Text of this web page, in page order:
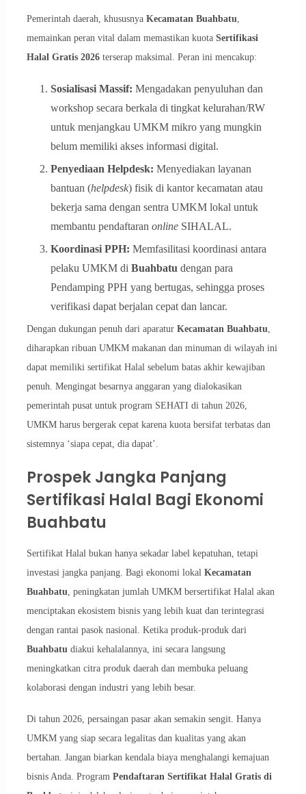
Pemerintah daerah, khususnya Kecamatan Buahbatu,
memainkan peran vital dalam memastikan kuota Sertifikasi
Halal Gratis 2026terserap maksimal. Peran ini mencakup:
Sosialisasi Massif: Mengadakan penyuluhan dan
workshop secara berkala di tingkat kelurahan/RW
untuk menjangkau UMKM mikro yang mungkin
belum memiliki akses informasi digital.
Penyediaan Helpdesk: Menyediakan layanan
bantuan (helpdesk) fisik di kantor kecamatan atau
bekerja sama dengan sentra UMKM lokal untuk
membantu pendaftaran onlineSIHALAL.
Koordinasi PPH: Memfasilitasi koordinasi antara
pelaku UMKM di Buahbatu dengan para
Pendamping PPH yang bertugas, sehingga proses
verifikasi dapat berjalan cepat dan lancar.
Dengan dukungan penuh dari aparatur Kecamatan Buahbatu,
diharapkan ribuan UMKM makanan dan minuman di wilayah ini
dapat memiliki sertifikat Halal sebelum batas akhir kewajiban
penuh. Mengingat besarnya anggaran yang dialokasikan
pemerintah pusat untuk program SEHATI di tahun 2026,
UMKM harus bergerak cepat karena kuota bersifat terbatas dan
sistemnya ‘siapa cepat, dia dapat’.
Prospek Jangka Panjang
Sertifikasi Halal Bagi Ekonomi
Buahbatu
Sertifikat Halal bukan hanya sekadar label kepatuhan, tetapi
investasi jangka panjang. Bagi ekonomi lokal Kecamatan
Buahbatu, peningkatan jumlah UMKM bersertifikat Halal akan
menciptakan ekosistem bisnis yang lebih kuat dan terintegrasi
dengan rantai pasok nasional. Ketika produk-produk dari
Buahbatudiakui kehalalannya, ini secara langsung
meningkatkan citra produk daerah dan membuka peluang
kolaborasi dengan industri yang lebih besar.
Di tahun 2026, persaingan pasar akan semakin sengit. Hanya
UMKM yang siap secara legalitas dan kualitas yang akan
bertahan. Jangan biarkan kendala biaya menghalangi kemajuan
bisnis Anda. Program Pendaftaran Sertifikat Halal Gratis di